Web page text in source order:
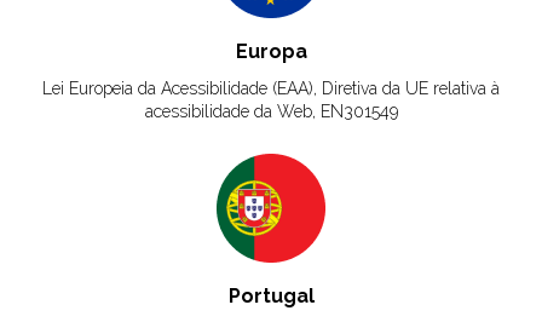
Europa
Lei Europeia da Acessibilidade (EAA), Diretiva da UE relativa à
acessibilidade da Web, EN301549
Portugal